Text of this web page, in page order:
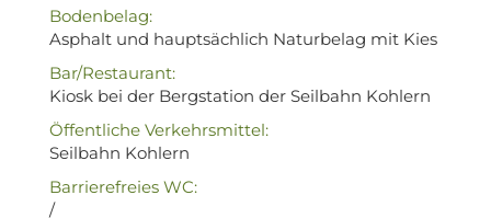
Bodenbelag:
Asphalt und hauptsächlich Naturbelag mit Kies
Bar/Restaurant:
Kiosk bei der Bergstation der Seilbahn Kohlern
Öffentliche Verkehrsmittel:
Seilbahn Kohlern
Barrierefreies WC:
/